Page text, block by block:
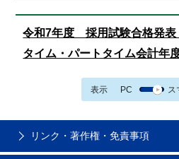
令和7年度 採用試験合格発表
タイム・パートタイム会計年
表示 PC ス
リンク・著作権・免責事項